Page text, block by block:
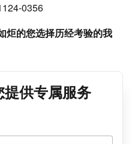
0356
炬的您选择历经考验的我
供专属服务